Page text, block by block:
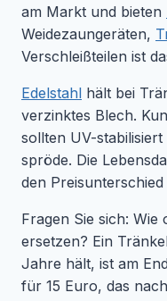
am Markt und bieten
Weidezaungeräten,
Verschleißteilen ist
Edelstahl hält bei
verzinktes Blech.
sollten UV-
spröde. Die
den
Fragen Sie sich: Wie
ersetzen? Ein
Jahre hält, ist am
für 15 Euro, das